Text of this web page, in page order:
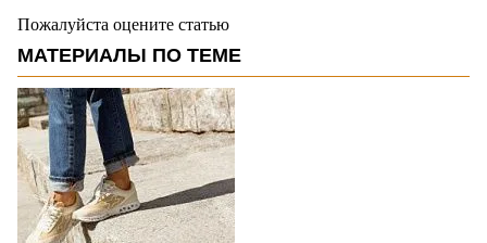
Пожалуйста оцените статью
МАТЕРИАЛЫ ПО ТЕМЕ